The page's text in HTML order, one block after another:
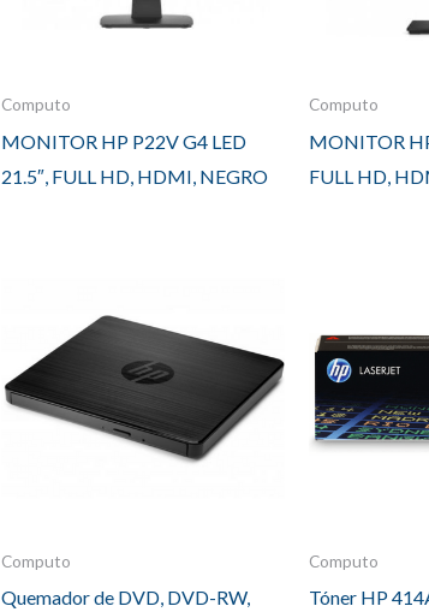
Computo
MONITOR HP P22V G4 LED
21.5″, FULL HD, HDMI, NEGRO
Computo
MONITOR
FULL HD,
Computo
Quemador de DVD, DVD-RW,
Computo
Tóner HP